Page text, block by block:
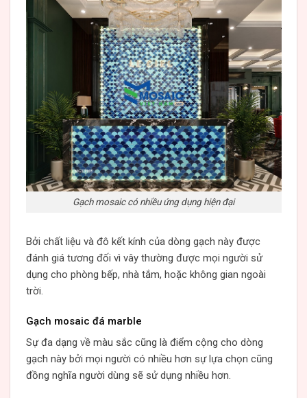
Gạch mosaic có nhiều ứng dụng hiện đại
Bởi chất liệu và đô kết kính của dòng gạch này được
đánh giá tương đối vì vây thường được mọi người sử
dụng cho phòng bếp, nhà tắm, hoặc không gian ngoài
trời.
Gạch mosaic đá marble
Sự đa dạng về màu sắc cũng là điểm cộng cho dòng
gạch này bởi mọi người có nhiều hơn sự lựa chọn cũng
đồng nghĩa người dùng sẽ sử dụng nhiều hơn.